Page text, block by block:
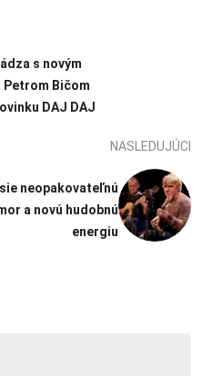
s novým
Bičom
DAJ DAJ
NASLEDUJÚCI
neopakovateľnú
a novú hudobnú
energiu